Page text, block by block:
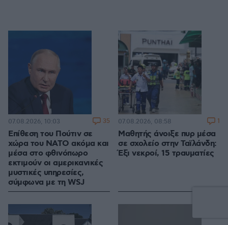
Επίθεση του Πούτιν σε
χώρα του ΝΑΤΟ ακόμα και
μέσα στο φθινόπωρο
εκτιμούν οι αμερικανικές
μυστικές υπηρεσίες,
σύμφωνα με τη WSJ
07.08.2026, 10:03 35
Μαθητής άνοιξε πυρ μέσα
σε σχολείο στην Ταϊλάνδη:
Έξι νεκροί, 15 τραυματίες
07.08.2026, 08:58 1